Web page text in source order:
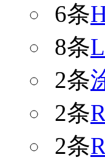
6条
8条
2条
2条
2条